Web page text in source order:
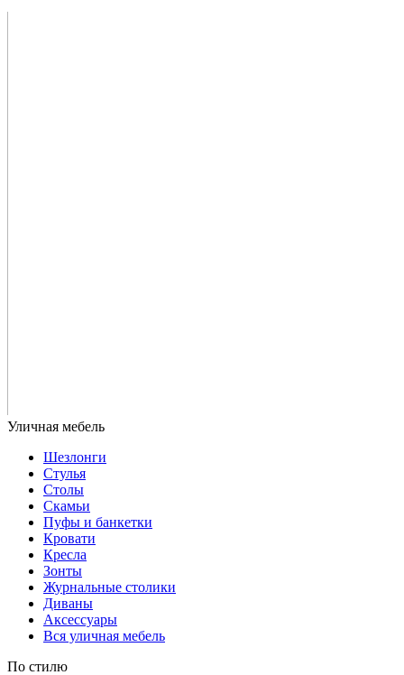
Шезлонги
Стулья
Столы
Скамьи
Пуфы и банкетки
Кровати
Кресла
Зонты
Журнальные столики
Диваны
Аксессуары